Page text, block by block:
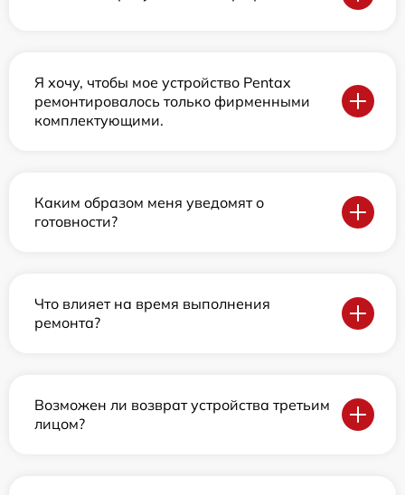
Я хочу, чтобы мое устройство Pentax
ремонтировалось только фирменными
комплектующими.
Каким образом меня уведомят о
готовности?
Что влияет на время выполнения
ремонта?
Возможен ли возврат устройства третьим
лицом?